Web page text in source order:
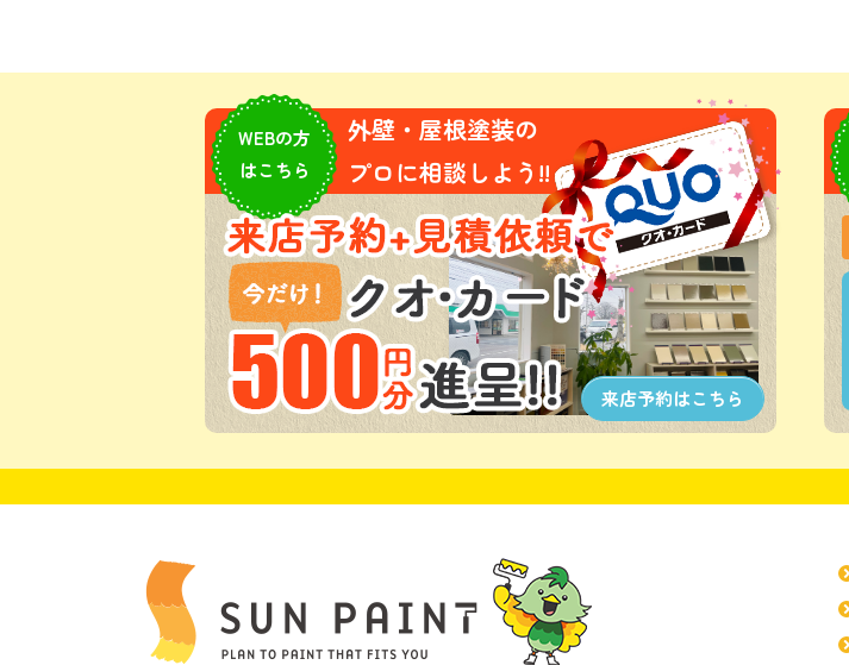
WEBの方
はこちら
外壁・屋根塗装の
プロに相談しよう!!
来店予約はこちら